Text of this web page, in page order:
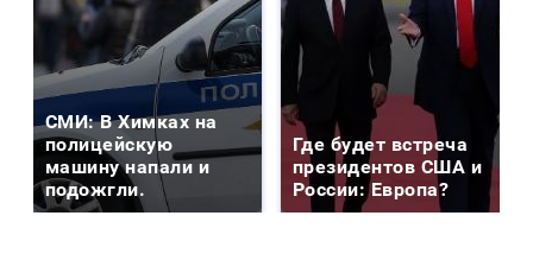
СМИ: В Химках на
полицейскую
машину напали и
подожгли.
Где будет встреча
президентов США и
России: Европа?